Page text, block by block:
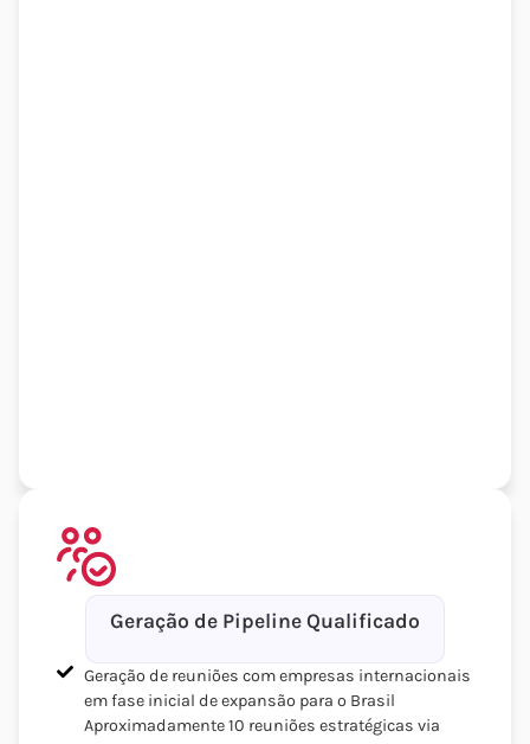
Geração de Pipeline Qualificado
Geração de reuniões com empresas internacionais
em fase inicial de expansão para o Brasil
Aproximadamente 10 reuniões estratégicas via